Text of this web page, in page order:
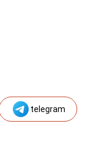
telegram